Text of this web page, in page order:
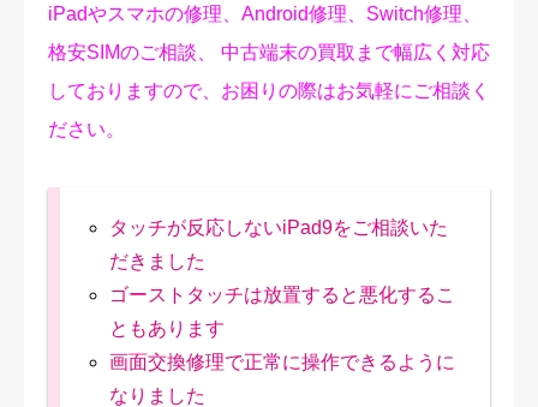
iPadやスマホの修理、Android修理、Switch修理、
格安SIMのご相談、 中古端末の買取まで幅広く対応
しておりますので、お困りの際はお気軽にご相談く
ださい。
タッチが反応しないiPad9をご相談いた
だきました
ゴーストタッチは放置すると悪化するこ
ともあります
画面交換修理で正常に操作できるように
なりました